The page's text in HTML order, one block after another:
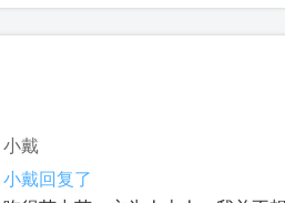
小戴
小戴回复了